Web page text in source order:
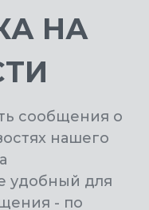
НА
сообщения о
нашего
удобный для
- по